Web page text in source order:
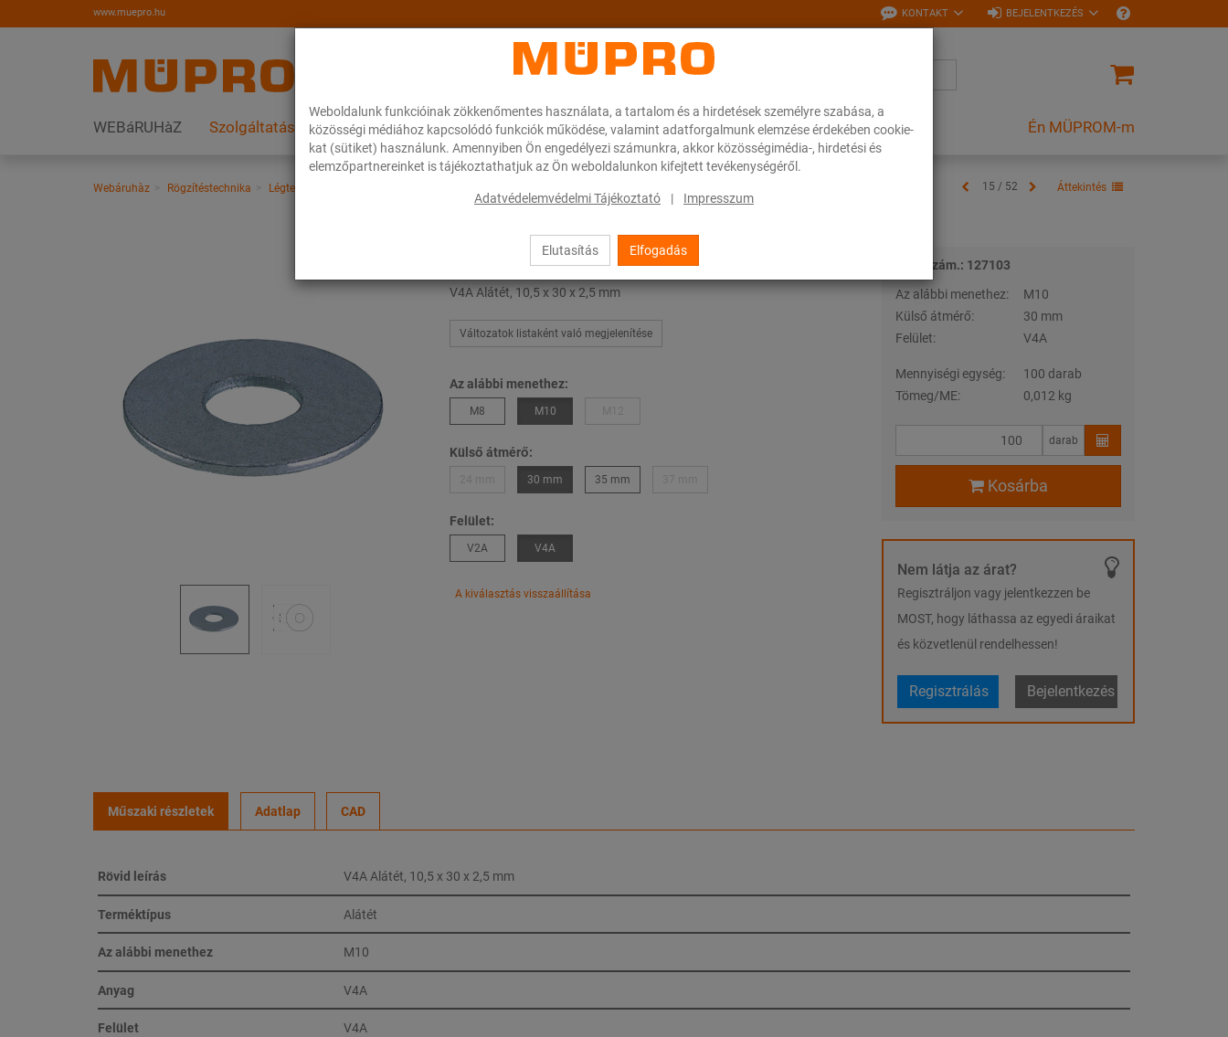
Weboldalunk funkcióinak zökkenőmentes használata, a tartalom és a hirdetések személyre szabása, a
közösségi médiához kapcsolódó funkciók működése, valamint adatforgalmunk elemzése érdekében cookie-
kat (sütiket) használunk. Amennyiben Ön engedélyezi számunkra, akkor közösségimédia-, hirdetési és
elemzőpartnereinket is tájékoztathatjuk az Ön weboldalunkon kifejtett tevékenységéről.
Adatvédelemvédelmi Tájékoztató | Impresszum
Elutasítás Elfogadás
www.muepro.hu KONTAKT BEJELENTKEZÉS
WEBáRUHàZ Szolgáltatások Megoldások A MÜPRO-ról Karrier Downloads Én MÜPROM-m
Webáruhàz Rögzítéstechnika Légtechnika 15 / 52 Áttekintés
V4A Alátét, 10,5 x 30 x 2,5 mm
Változatok listaként való megjelenítése
Az alábbi menethez:
M8 M10
Külső átmérő:
30 mm 35 mm
Felület:
V2A V4A
A kiválasztás visszaállítása
Tételszám.: 127103
Az alábbi menethez:
M10
Külső átmérő:
30 mm
Felület:
V4A
Mennyiségi egység:
100 darab
Tömeg/ME:
0,012 kg
darab
Kosárba
Nem látja az árat?
Regisztráljon vagy jelentkezzen be
MOST, hogy láthassa az egyedi áraikat
és közvetlenül rendelhessen!
Regisztrálás Bejelentkezés
Műszaki részletek Adatlap CAD
Rövid leírás V4A Alátét, 10,5 x 30 x 2,5 mm
Terméktípus Alátét
Az alábbi menethez M10
Anyag V4A
Felület V4A